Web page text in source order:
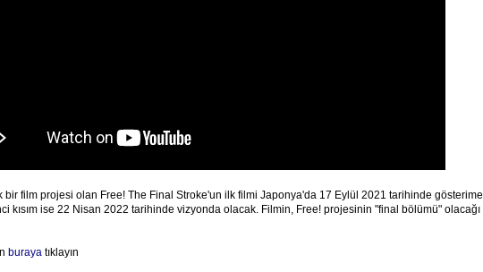
bir film projesi olan Free! The Final Stroke'un ilk filmi Japonya'da 17 Eylül 2021 tarihinde gösterime
kısım ise 22 Nisan 2022 tarihinde vizyonda olacak. Filmin, Free! projesinin "final bölümü" olacağı
burayatıklayın